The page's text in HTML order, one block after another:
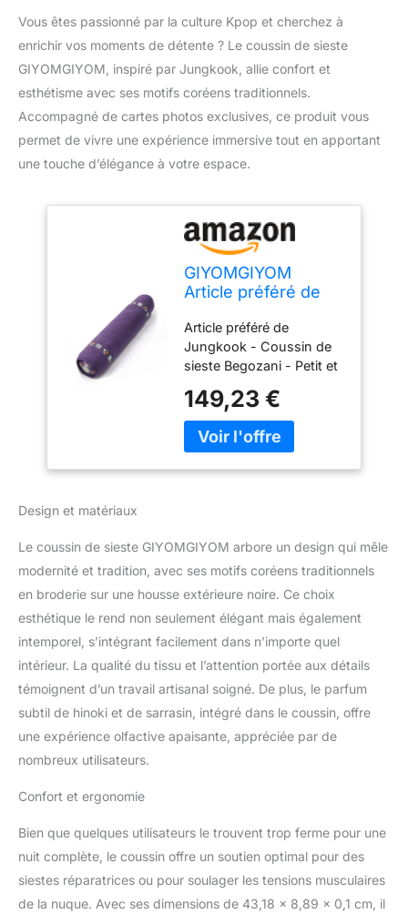
Vous êtes passionné par la culture Kpop et cherchez à
enrichir vos moments de détente ? Le coussin de sieste
GIYOMGIYOM, inspiré par Jungkook, allie confort et
esthétisme avec ses motifs coréens traditionnels.
Accompagné de cartes photos exclusives, ce produit vous
permet de vivre une expérience immersive tout en apportant
une touche d’élégance à votre espace.
GIYOMGIYOM
Article préféré de
Coussin de sieste
avec motifs coréens
traditionnels -
Cartes photos Jung
Kook incluses -
Oreiller de sieste
Weverse Live
(ArmyPurple1- L)
Article préféré de
Jungkook - Coussin de
sieste Begozani - Petit et
sieste Weverse Live
Choisissez entre le petit
et le grand : ce que JK a
Couleurs disponibles :
noir/violet militaire/violet
militaire2/cerise/rose/doré
Cartes photo Jung Kook
incluses Taille : S : 30,5 x
8,9 cm, L : 43,2 x 8,9 cm
S'adapte parfaitement à
votre tête, cou et colonne
vertébrale GiYomGiYom
Offre uniquement des
produits d'artistes
149,23 €
Design et matériaux
Le coussin de sieste GIYOMGIYOM arbore un design qui mêle
modernité et tradition, avec ses motifs coréens traditionnels
en broderie sur une housse extérieure noire. Ce choix
esthétique le rend non seulement élégant mais également
intemporel, s’intégrant facilement dans n’importe quel
intérieur. La qualité du tissu et l’attention portée aux détails
témoignent d’un travail artisanal soigné. De plus, le parfum
subtil de hinoki et de sarrasin, intégré dans le coussin, offre
une expérience olfactive apaisante, appréciée par de
nombreux utilisateurs.
Confort et ergonomie
Bien que quelques utilisateurs le trouvent trop ferme pour une
nuit complète, le coussin offre un soutien optimal pour des
siestes réparatrices ou pour soulager les tensions musculaires
de la nuque. Avec ses dimensions de 43,18 x 8,89 x 0,1 cm, il